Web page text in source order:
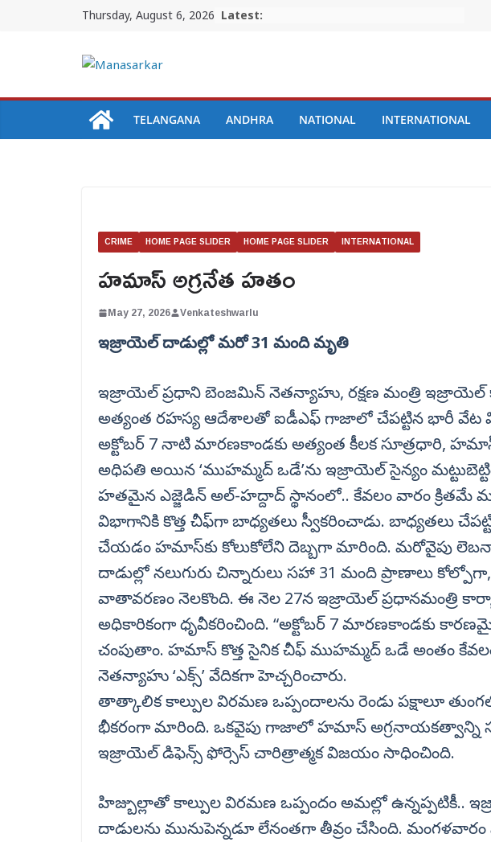
Thursday, August 6, 2026 Latest:
TELANGANA ANDHRA NATIONAL INTERNATIONAL
CRIME HOME PAGE SLIDER HOME PAGE SLIDER INTERNATIONAL
హమాస్ అగ్రనేత హతం
May 27, 2026 Venkateshwarlu
ఇజ్రాయెల్ దాడుల్లో మరో 31 మంది మృతి
ఇజ్రాయెల్ ప్రధాని బెంజమిన్ నెతన్యాహు, రక్షణ మంత్రి ఇజ్రాయెల్
అత్యంత రహస్య ఆదేశాలతో ఐడీఎఫ్ గాజాలో చేపట్టిన భారీ వేట
అక్టోబర్ 7 నాటి మారణకాండకు అత్యంత కీలక సూత్రధారి,
అధిపతి అయిన ‘ముహమ్మద్ ఒడే’ను ఇజ్రాయెల్ సైన్యం
హతమైన ఎజ్జెడిన్ అల్-హద్దాద్ స్థానంలో.. కేవలం వారం
విభాగానికి కొత్త చీఫ్‌గా బాధ్యతలు స్వీకరించాడు. బాధ్యతలు
చేయడం హమాస్‌కు కోలుకోలేని దెబ్బగా మారింది. మరోవైపు
దాడుల్లో నలుగురు చిన్నారులు సహా 31 మంది ప్రాణాలు
వాతావరణం నెలకొంది. ఈ నెల 27న ఇజ్రాయెల్ ప్రధానమంత్రి
అధికారికంగా ధృవీకరించింది. “అక్టోబర్ 7 మారణకాండకు
చంపుతాం. హమాస్ కొత్త సైనిక చీఫ్ ముహమ్మద్ ఒడే అంతం
నెతన్యాహు ‘ఎక్స్’ వేదికగా హెచ్చరించారు.
తాత్కాలిక కాల్పుల విరమణ ఒప్పందాలను రెండు పక్షాలూ
భీకరంగా మారింది. ఒకవైపు గాజాలో హమాస్ అగ్రనాయకత్వాన్ని
ఇజ్రాయెల్ డిఫెన్స్ ఫోర్సెస్ చారిత్రాత్మక విజయం సాధించింది.
హిజ్బుల్లాతో కాల్పుల విరమణ ఒప్పందం అమల్లో ఉన్నప్పటికీ..
దాడులను మునుపెన్నడూ లేనంతగా తీవ్రం చేసింది. మంగళవారం